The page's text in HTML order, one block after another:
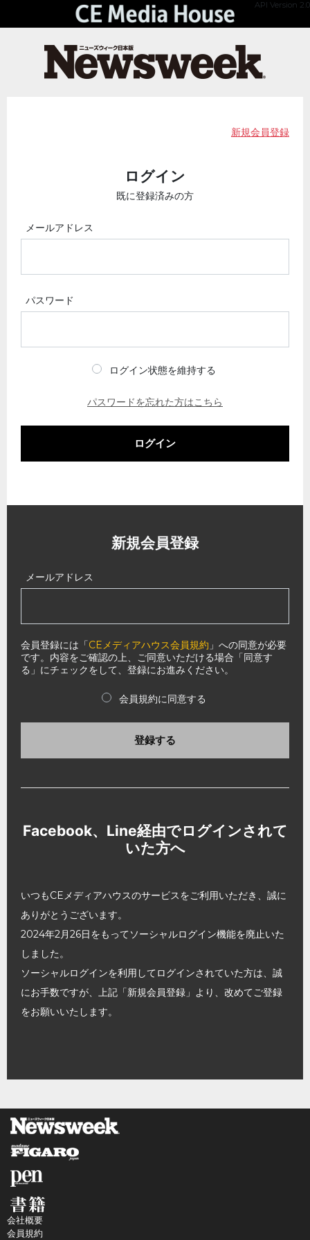
API Version 2.0
新規会員登録
ログイン
既に登録済みの方
メールアドレス
パスワード
ログイン状態を維持する
パスワードを忘れた方はこちら
ログイン
新規会員登録
メールアドレス
会員登録には「CEメディアハウス会員規約 」への同意が必要
です。内容をご確認の上、ご同意いただける場合「同意す
る」にチェックをして、登録にお進みください。
会員規約に同意する
登録する
Facebook、Line経由でログインされて
いた方へ
いつもCEメディアハウスのサービスをご利用いただき、誠に
ありがとうございます。
2024年2月26日をもってソーシャルログイン機能を廃止いた
しました。
ソーシャルログインを利用してログインされていた方は、誠
にお手数ですが、上記「新規会員登録」より、改めてご登録
をお願いいたします。
会社概要
会員規約